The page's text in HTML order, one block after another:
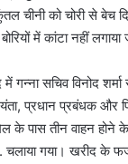
को चोरी से बेच
में कांटा नहीं लगाया
सचिव विनोद
प्रधान प्रबंधक और
के पास तीन वाहन
गया। खरीद के